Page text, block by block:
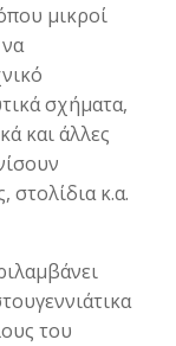
μικροί
σχήματα,
και άλλες
στολίδια κ.α.
του